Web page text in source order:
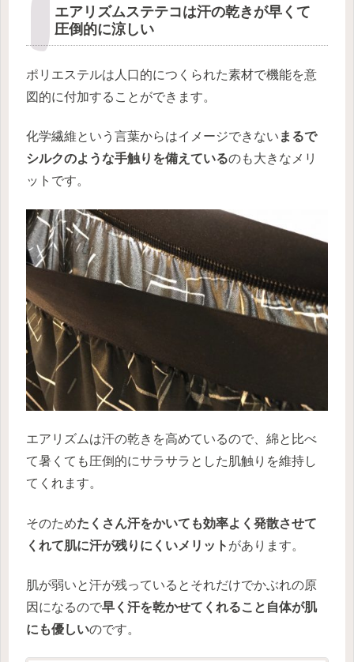
エアリズムステテコは汗の乾きが早くて
圧倒的に涼しい
ポリエステルは人口的につくられた素材で機能を意
図的に付加することができます。
化学繊維という言葉からはイメージできない まるで
シルクのような手触りを備えているのも大きなメリ
ットです。
エアリズムは汗の乾きを高めているので、綿と比べ
て暑くても圧倒的にサラサラとした肌触りを維持し
てくれます。
そのためたくさん汗をかいても効率よく発散させて
くれて肌に汗が残りにくいメリット があります。
肌が弱いと汗が残っているとそれだけでかぶれの原
因になるので早く汗を乾かせてくれること自体が肌
にも優しいのです。